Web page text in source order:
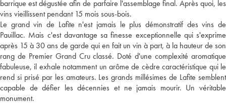
barrique est dégustée afin de parfaire l'assemblage final. Après quoi, les
vins vieillissent pendant 15 mois sous-bois.
Le grand vin de Lafite n'est jamais le plus démonstratif des vins de
Pauillac. Mais c'est davantage sa finesse exceptionnelle qui s'exprime
après 15 à 30 ans de garde qui en fait un vin à part, à la hauteur de son
rang de Premier Grand Cru classé. Doté d'une complexité aromatique
fabuleuse, il exhale notamment un arôme de cèdre caractéristique qui le
rend si prisé par les amateurs. Les grands millésimes de Lafite semblent
capable de défier les décennies et ne jamais mourir. Un véritable
monument.